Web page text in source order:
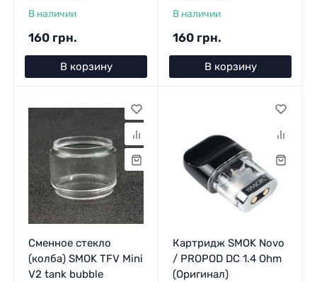
В наличии
160 грн.
В корзину
В наличии
160 грн.
В корзину
Сменное стекло
(колба) SMOK TFV Mini
V2 tank bubble
Картридж SMOK Novo
/ PROPOD DC 1.4 Ohm
(Оригинал)